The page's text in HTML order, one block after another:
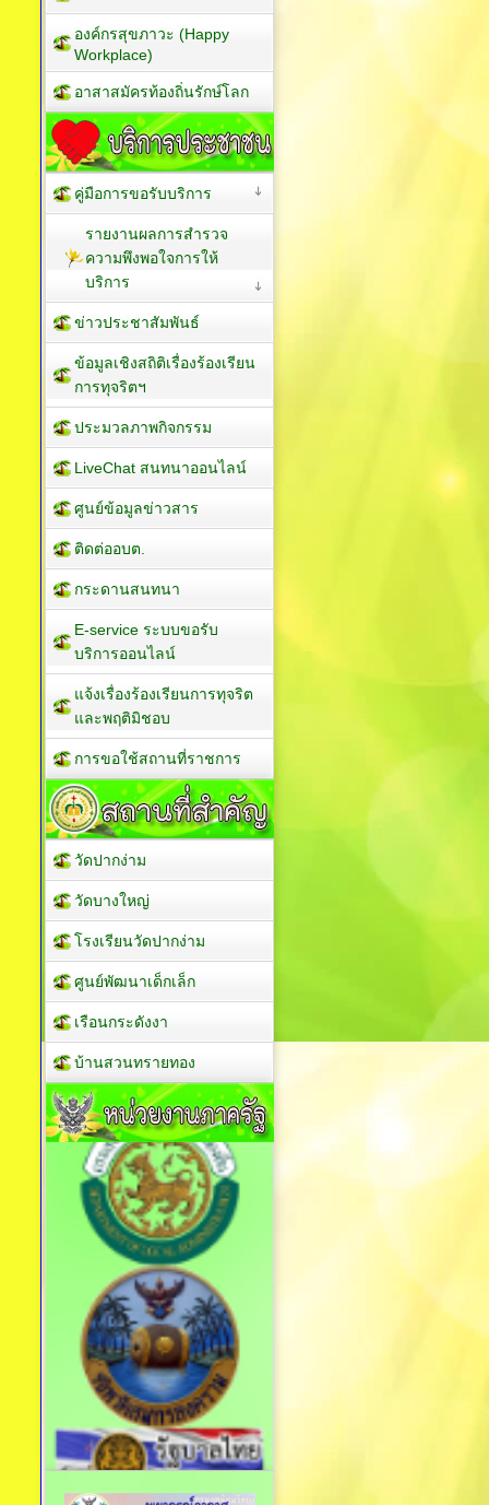
องค์กรสุขภาวะ (Happy
Workplace)
อาสาสมัครท้องถิ่นรักษ์โลก
คู่มือการขอรับบริการ
รายงานผลการสำรวจ
ความพึงพอใจการให้
บริการ
ข่าวประชาสัมพันธ์
ข้อมูลเชิงสถิติเรื่องร้องเรียน
การทุจริตฯ
ประมวลภาพกิจกรรม
LiveChat สนทนาออนไลน์
ศูนย์ข้อมูลข่าวสาร
ติดต่ออบต.
กระดานสนทนา
E-service ระบบขอรับ
บริการออนไลน์
แจ้งเรื่องร้องเรียนการทุจริต
และพฤติมิชอบ
การขอใช้สถานที่ราชการ
วัดปากง่าม
วัดบางใหญ่
โรงเรียนวัดปากง่าม
ศูนย์พัฒนาเด็กเล็ก
เรือนกระดังงา
บ้านสวนทรายทอง